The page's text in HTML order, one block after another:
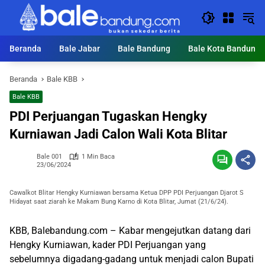
Langsung
konten
Beranda
Bale Jabar Bale Bandung Bale Kota Bandung
Beranda Bale KBB
Bale KBB
PDI Perjuangan Tugaskan Hengky
Kurniawan Jadi Calon Wali Kota Blitar
Bale 001
1 Min Baca
23/06/2024
Cawalkot Blitar Hengky Kurniawan bersama Ketua DPP PDI Perjuangan Djarot S
Hidayat saat ziarah ke Makam Bung Karno di Kota Blitar, Jumat (21/6/24).
KBB, Balebandung.com – Kabar mengejutkan datang dari
Hengky Kurniawan, kader PDI Perjuangan yang
sebelumnya digadang-gadang untuk menjadi calon Bupati